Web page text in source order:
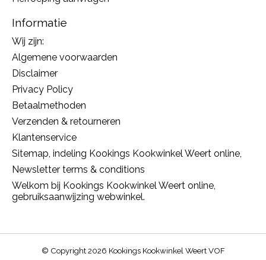
Informatie
Wij zijn:
Algemene voorwaarden
Disclaimer
Privacy Policy
Betaalmethoden
Verzenden & retourneren
Klantenservice
Sitemap, indeling Kookings Kookwinkel Weert online,
Newsletter terms & conditions
Welkom bij Kookings Kookwinkel Weert online,
gebruiksaanwijzing webwinkel.
© Copyright 2026 Kookings Kookwinkel Weert VOF